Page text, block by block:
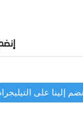
إلينا على